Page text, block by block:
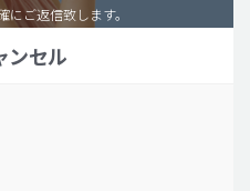
ご返信致します。
ンセル